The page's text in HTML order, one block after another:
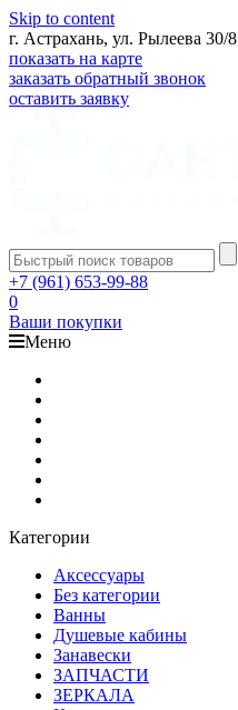
Skip to content
г. Астрахань, ул. Рылеева 30/8
показать на карте
заказать обратный звонок
оставить заявку
+7 (961) 653-99-88
0
Ваши покупки
Меню
Категории
Аксессуары
Без категории
Ванны
Душевые кабины
Занавески
ЗАПЧАСТИ
ЗЕРКАЛА